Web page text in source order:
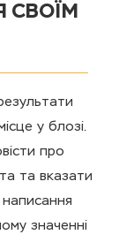
СВОЇМ
у блозі.
про
та вказати
значенні